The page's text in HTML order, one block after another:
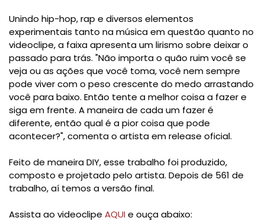
Unindo hip-hop, rap e diversos elementos
experimentais tanto na música em questão quanto no
videoclipe, a faixa apresenta um lirismo sobre deixar o
passado para trás. "Não importa o quão ruim você se
veja ou as ações que você toma, você nem sempre
pode viver com o peso crescente do medo arrastando
você para baixo. Então tente a melhor coisa a fazer e
siga em frente. A maneira de cada um fazer é
diferente, então qual é a pior coisa que pode
acontecer?", comenta o artista em release oficial.
Feito de maneira DIY, esse trabalho foi produzido,
composto e projetado pelo artista. Depois de 561 de
trabalho, aí temos a versão final.
Assista ao videoclipe AQUIe ouça abaixo: